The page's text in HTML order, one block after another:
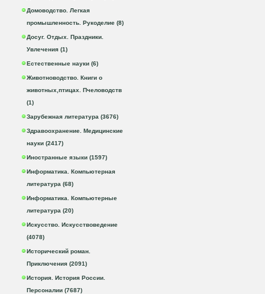
Домоводство. Легкая
промышленность. Рукоделие (8)
Досуг. Отдых. Праздники.
Увлечения (1)
Естественные науки (6)
Животноводство. Книги о
животных,птицах. Пчеловодств
(1)
Зарубежная литература (3676)
Здравоохранение. Медицинские
науки (2417)
Иностранные языки (1597)
Информатика. Компьютерная
литература (68)
Информатика. Компьютерные
литература (20)
Искусство. Искусствоведение
(4078)
Исторический роман.
Приключения (2091)
История. История России.
Персоналии (7687)